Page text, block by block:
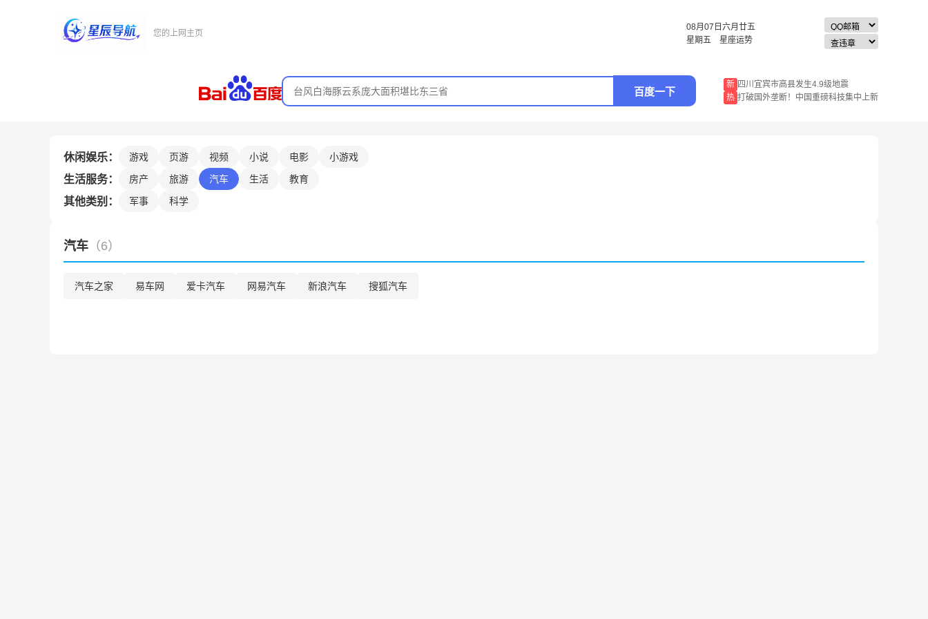
您的上网主页
08月07日 六月廿五
星期五 星座运势
百度一下
新 四川宜宾市高县发生4.9级地震
热 打破国外垄断！中国重磅科技集中上新
休闲娱乐： 游戏 页游 视频 小说 电影 小游戏
生活服务： 房产 旅游 汽车 生活 教育
其他类别： 军事 科学
汽车 （6）
汽车之家 易车网 爱卡汽车 网易汽车 新浪汽车 搜狐汽车